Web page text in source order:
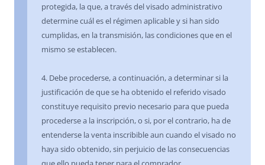
protegida, la que, a través del visado administrativo
determine cuál es el régimen aplicable y si han sido
cumplidas, en la transmisión, las condiciones que en el
mismo se establecen.
4. Debe procederse, a continuación, a determinar si la
justificación de que se ha obtenido el referido visado
constituye requisito previo necesario para que pueda
procederse a la inscripción, o si, por el contrario, ha de
entenderse la venta inscribible aun cuando el visado no
haya sido obtenido, sin perjuicio de las consecuencias